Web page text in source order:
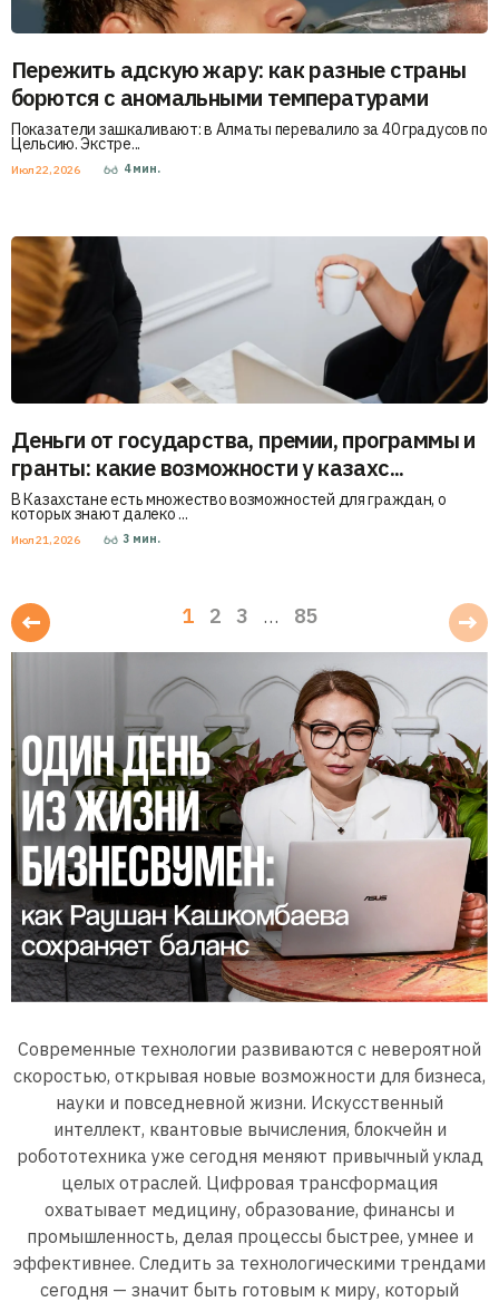
Пережить адскую жару: как разные страны
борются с аномальными температурами
Показатели зашкаливают: в Алматы перевалило за 40 градусов по
Цельсию. Экстре...
Июл 22, 2026 4мин.
Деньги от государства, премии, программы и
гранты: какие возможности у казахс...
В Казахстане есть множество возможностей для граждан, о
которых знают далеко ...
Июл 21, 2026 3 мин.
1 2 3 … 85
Современные технологии развиваются с невероятной
скоростью, открывая новые возможности для бизнеса,
науки и повседневной жизни. Искусственный
интеллект, квантовые вычисления, блокчейн и
робототехника уже сегодня меняют привычный уклад
целых отраслей. Цифровая трансформация
охватывает медицину, образование, финансы и
промышленность, делая процессы быстрее, умнее и
эффективнее. Следить за технологическими трендами
сегодня — значит быть готовым к миру, который